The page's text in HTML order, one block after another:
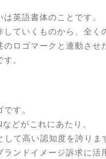
英語書体のことです。
ていくものから、全く
ロゴマークと連動させ
。
す。
どがこれにあたり、
して高い認知度を誇りま
ンドイメージ訴求に活